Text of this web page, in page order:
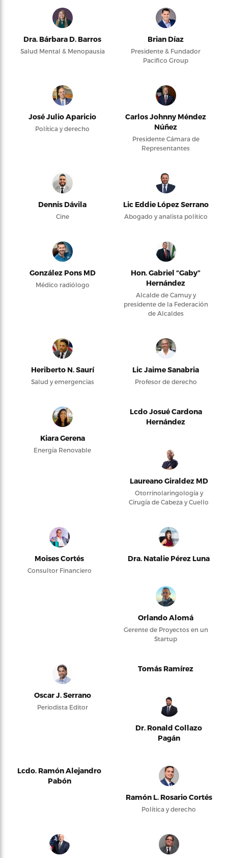
Dra. Bárbara D. Barros
Salud Mental & Menopausia
Brian Díaz
Presidente & Fundador
Pacifico Group
José Julio Aparicio
Política y derecho
Carlos Johnny Méndez
Núñez
Presidente Cámara de
Representantes
Dennis Dávila
Cine
Lic Eddie López Serrano
Abogado y analista político
González Pons MD
Médico radiólogo
Hon. Gabriel “Gaby”
Hernández
Alcalde de Camuy y
presidente de la Federación
de Alcaldes
Heriberto N. Saurí
Salud y emergencias
Lic Jaime Sanabria
Profesor de derecho
Kiara Gerena
Energía Renovable
Lcdo Josué Cardona
Hernández
Laureano Giraldez MD
Otorrinolaringología y
Cirugía de Cabeza y Cuello
Moises Cortés
Consultor Financiero
Dra. Natalie Pérez Luna
Orlando Alomá
Gerente de Proyectos en un
Startup
Oscar J. Serrano
Periodista Editor
Tomás Ramírez
Dr. Ronald Collazo
Pagán
Lcdo. Ramón Alejandro
Pabón
Ramón L. Rosario Cortés
Política y derecho